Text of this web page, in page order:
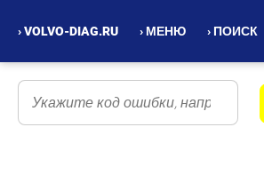
› VOLVO-DIAG.RU › МЕНЮ › ПОИСК